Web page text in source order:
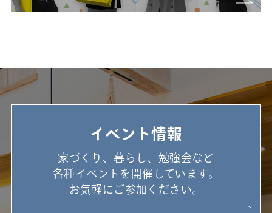
イベント情報
家づくり、暮らし、勉強会など
各種イベントを開催しています。
お気軽にご参加ください。